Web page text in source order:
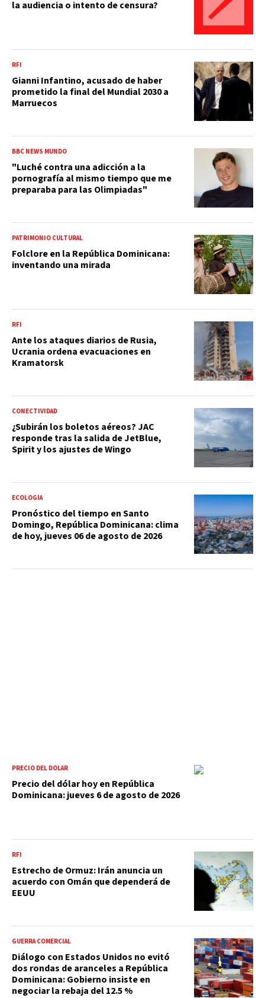
la audiencia o intento de censura?
RFI
Gianni Infantino, acusado de haber
prometido la final del Mundial 2030 a
Marruecos
BBC NEWS MUNDO
"Luché contra una adicción a la
pornografía al mismo tiempo que me
preparaba para las Olimpiadas"
PATRIMONIO CULTURAL
Folclore en la República Dominicana:
inventando una mirada
RFI
Ante los ataques diarios de Rusia,
Ucrania ordena evacuaciones en
Kramatorsk
CONECTIVIDAD
¿Subirán los boletos aéreos? JAC
responde tras la salida de JetBlue,
Spirit y los ajustes de Wingo
ECOLOGÍA
Pronóstico del tiempo en Santo
Domingo, República Dominicana: clima
de hoy, jueves 06 de agosto de 2026
PRECIO DEL DÓLAR
Precio del dólar hoy en República
Dominicana: jueves 6 de agosto de 2026
RFI
Estrecho de Ormuz: Irán anuncia un
acuerdo con Omán que dependerá de
EEUU
GUERRA COMERCIAL
Diálogo con Estados Unidos no evitó
dos rondas de aranceles a República
Dominicana: Gobierno insiste en
negociar la rebaja del 12.5 %